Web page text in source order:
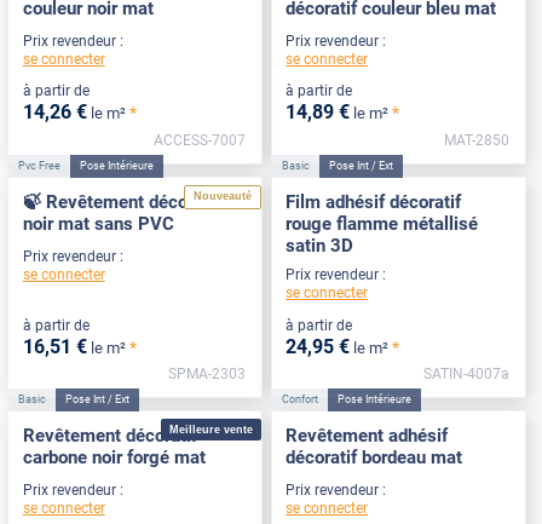
couleur noir mat
Prix revendeur :
se connecter
à partir de
14,26 € le m² *
ACCESS-7007
décoratif couleur bleu mat
Prix revendeur :
se connecter
à partir de
14,89 € le m² *
MAT-2850
Nouveauté
Pvc Free Pose Intérieure
🍃 Revêtement décoratif
noir mat sans PVC
Prix revendeur :
se connecter
à partir de
16,51 € le m² *
SPMA-2303
Basic Pose Int / Ext
Film adhésif décoratif
rouge flamme métallisé
satin 3D
Prix revendeur :
se connecter
à partir de
24,95 € le m² *
SATIN-4007a
Meilleure vente
Basic Pose Int / Ext
Revêtement décoratif
carbone noir forgé mat
Prix revendeur :
se connecter
Confort Pose Intérieure
Revêtement adhésif
décoratif bordeau mat
Prix revendeur :
se connecter